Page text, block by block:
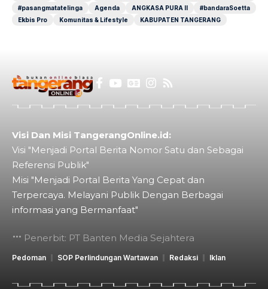
#pasangmatatelinga
Agenda ANGKASA PURA II
#bandaraSoetta
Ekbis Pro
Komunitas & Lifestyle KABUPATEN TANGERANG
Visi Dan Misi TangerangOnline.id:
Visi "Menjadi Portal Berita Nomor Satu dan Sebagai
Referensi Publik"
Misi "Menjadi Portal Berita Yang Cepat dan
Terpercaya. Melayani Publik Dengan Berbagai
informasi yang Bermanfaat"
Penerbit: PT Banten Media Sejahtera
Pedoman SOP Perlindungan Wartawan Redaksi Iklan